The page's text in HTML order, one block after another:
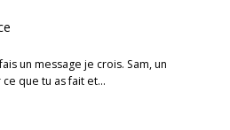
un message je crois. Sam, un
ce que tu as fait et…